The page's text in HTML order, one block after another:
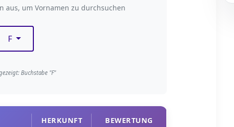
filtern
aus, um Vornamen zu durchsuchen
F
Buchstabe "F"
HERKUNFT BEWERTUNG